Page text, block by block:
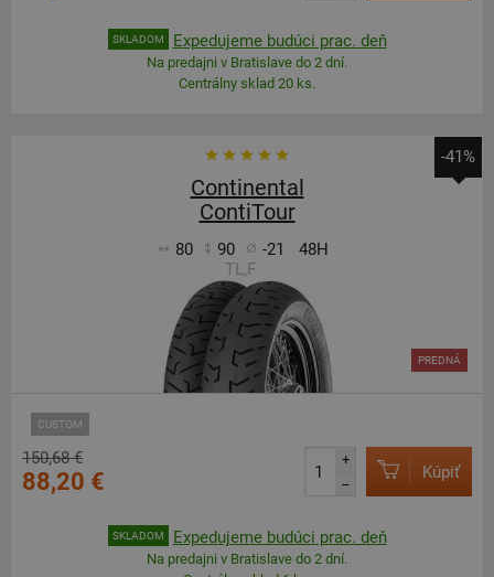
SKLADOM Expedujeme budúci prac. deň
Na predajni v Bratislave do 2 dní.
Centrálny sklad 20 ks.
-41%
Continental
ContiTour
80 90 -21
48H
TL,F
CUSTOM
PREDNÁ
150,68 €
88,20 €
+
–
Kúpiť
SKLADOM Expedujeme budúci prac. deň
Na predajni v Bratislave do 2 dní.